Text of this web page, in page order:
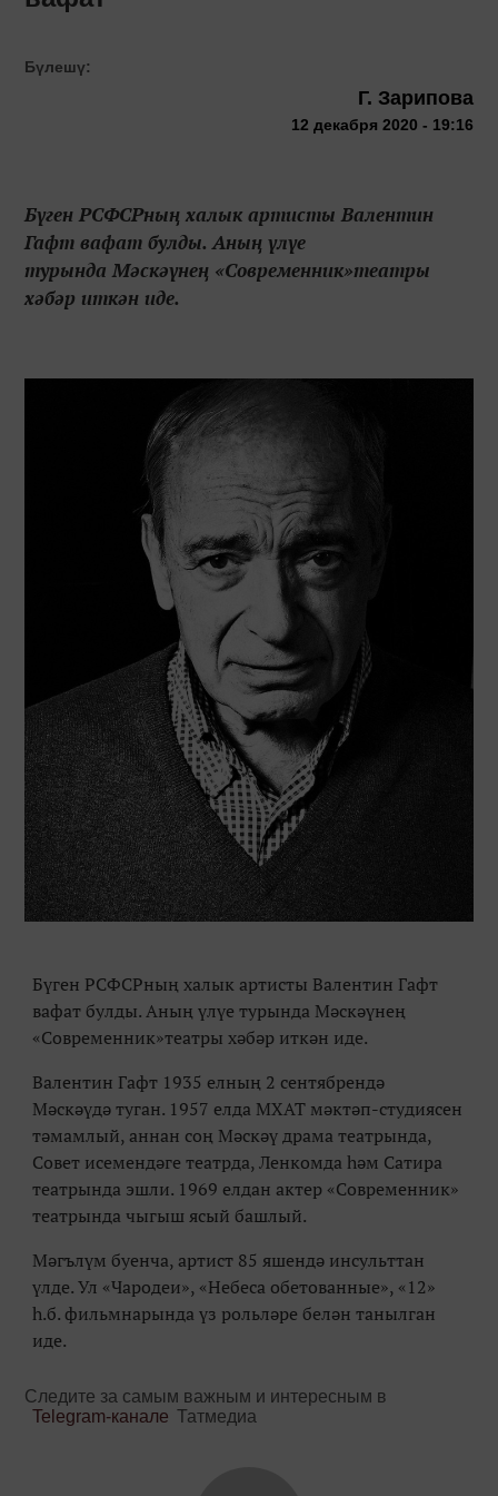
Бүлешү:
Г. Зарипова
12 декабря 2020 - 19:16
Бүген РСФСРның халык артисты Валентин
Гафт вафат булды. Аның үлүе
турында Мәскәүнең «Современник»театры
хәбәр иткән иде.
Бүген РСФСРның халык артисты Валентин Гафт
вафат булды. Аның үлүе турында Мәскәүнең
«Современник»театры хәбәр иткән иде.
Валентин Гафт 1935 елның 2 сентябрендә
Мәскәүдә туган. 1957 елда МХАТ мәктәп-студиясен
тәмамлый, аннан соң Мәскәү драма театрында,
Совет исемендәге театрда, Ленкомда һәм Сатира
театрында эшли. 1969 елдан актер «Современник»
театрында чыгыш ясый башлый.
Мәгълүм буенча, артист 85 яшендә инсульттан
үлде. Ул «Чародеи», «Небеса обетованные», «12»
һ.б. фильмнарында үз рольләре белән танылган
иде.
Следите за самым важным и интересным в
Telegram-канале
Татмедиа